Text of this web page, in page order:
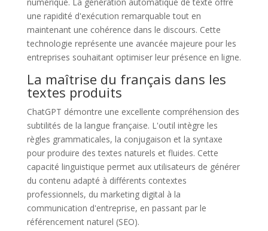
une rapidité d'exécution remarquable tout en
maintenant une cohérence dans le discours. Cette
technologie représente une avancée majeure pour les
entreprises souhaitant optimiser leur présence en ligne.
La maîtrise du français dans les
textes produits
ChatGPT démontre une excellente compréhension des
subtilités de la langue française. L'outil intègre les
règles grammaticales, la conjugaison et la syntaxe
pour produire des textes naturels et fluides. Cette
capacité linguistique permet aux utilisateurs de générer
du contenu adapté à différents contextes
professionnels, du marketing digital à la
communication d'entreprise, en passant par le
référencement naturel (SEO).